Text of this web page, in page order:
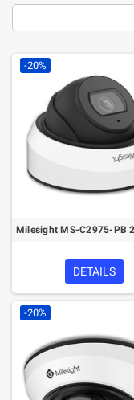
-20%
DETAILS
-20%